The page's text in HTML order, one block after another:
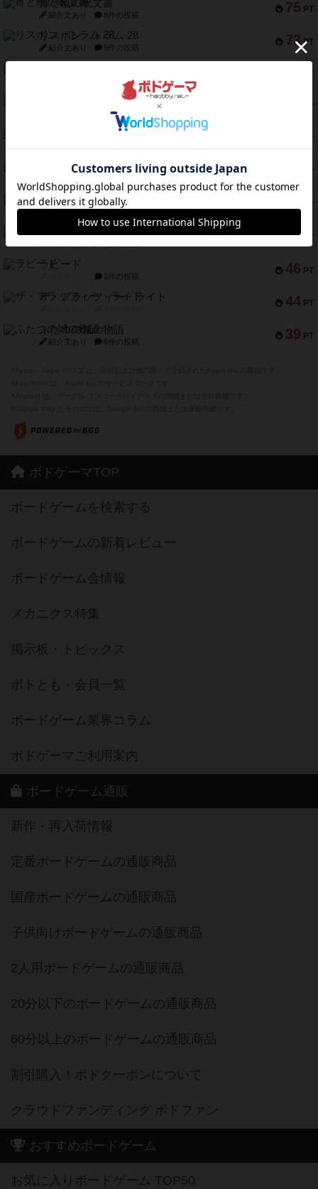
75 PT
宵と暁の呪文書
紹介文あり 8件の投稿
73 PT
リスボン・トラム 28
紹介文あり 9件の投稿
PT
1件の投稿
PT
1件の投稿
PT
スペクタキュラー
PT
スモールワールド
PT
ギャンブラー
紹介文なし 2件の投稿
52 PT
46 PT
ラピード
1件の投稿
44 PT
ザ・フラッフィー・ライト
39 PT
ふたつの城の物語
紹介文あり 6件の投稿
ボドゲーマTOP
ボードゲームを検索する
ボードゲームの新着レビュー
ボードゲーム会情報
メカニクス特集
掲示板・トピックス
ボドとも・会員一覧
ボードゲーム業界コラム
ボドゲーマご利用案内
ボードゲーム通販
新作・再入荷情報
定番ボードゲームの通販商品
国産ボードゲームの通販商品
子供向けボードゲームの通販商品
2人用ボードゲームの通販商品
20分以下のボードゲームの通販商品
60分以上のボードゲームの通販商品
割引購入！ボドクーポンについて
クラウドファンディング ボドファン
おすすめボードゲーム
お気に入りボードゲーム TOP50